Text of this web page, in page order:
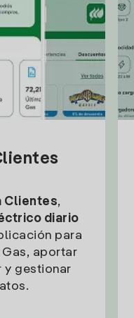
Clientes,
diario
para
aportar
y gestionar